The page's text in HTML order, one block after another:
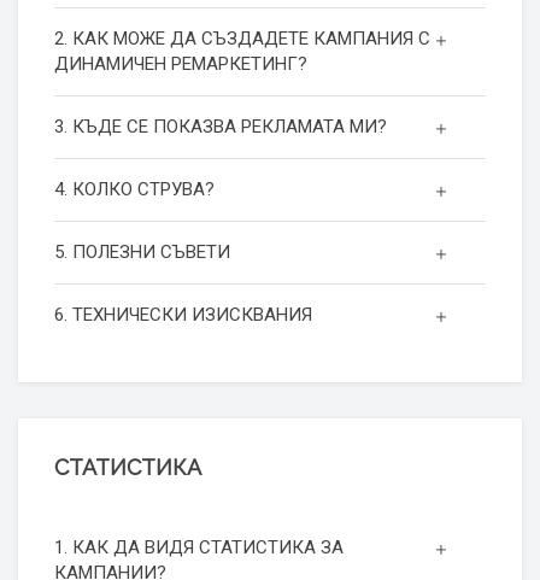
2. КАК МОЖЕ ДА СЪЗДАДЕТЕ КАМПАНИЯ С
ДИНАМИЧЕН РЕМАРКЕТИНГ?
3. КЪДЕ СЕ ПОКАЗВА РЕКЛАМАТА МИ?
4. КОЛКО СТРУВА?
5. ПОЛЕЗНИ СЪВЕТИ
6. ТЕХНИЧЕСКИ ИЗИСКВАНИЯ
СТАТИСТИКА
1. КАК ДА ВИДЯ СТАТИСТИКА ЗА
КАМПАНИИ?